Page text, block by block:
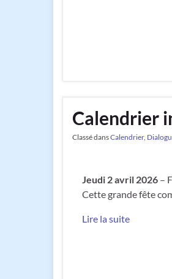
Calendrier
Classé dansCalendrier,
Jeudi 2 avril 2026 –
Cette grande fête
Lire la suite